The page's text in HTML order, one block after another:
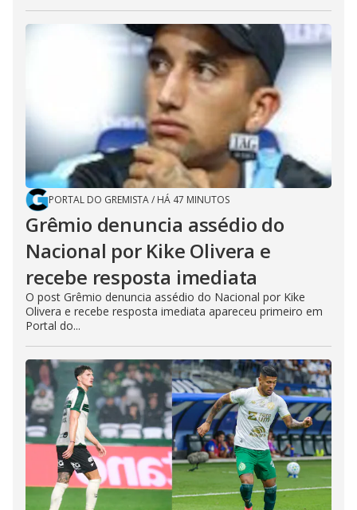
PORTAL DO GREMISTA/ HÁ 47 MINUTOS
Grêmio denuncia assédio do
Nacional por Kike Olivera e
recebe resposta imediata
O post Grêmio denuncia assédio do Nacional por Kike
Olivera e recebe resposta imediata apareceu primeiro em
Portal do...